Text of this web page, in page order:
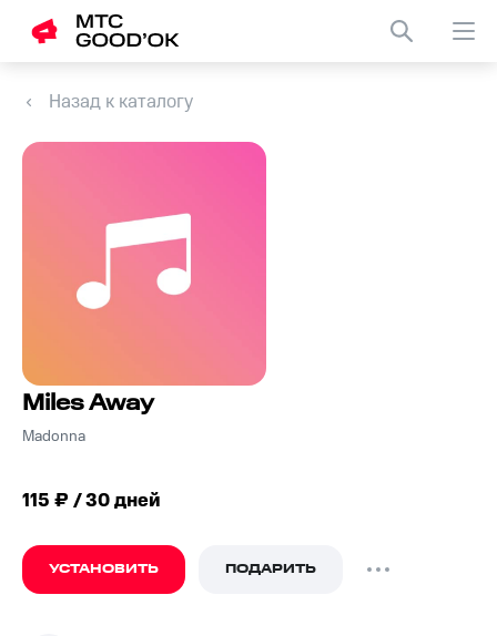
Назад к каталогу
Miles Away
Madonna
115 ₽ / 30 дней
УСТАНОВИТЬ ПОДАРИТЬ